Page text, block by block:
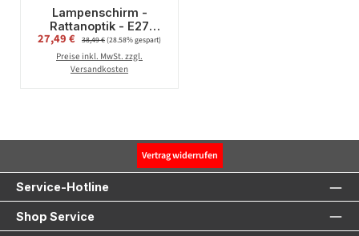
Lampenschirm -
Rattanoptik - E27
Fassung - H: 33cm - D:
30cm - weiß
Verkaufspreis:
27,49 € Regulärer Preis:
38,49 €(28.58% gespart)
Preise inkl. MwSt. zzgl.
Versandkosten
Vertrag widerrufen
Service-Hotline
Shop Service